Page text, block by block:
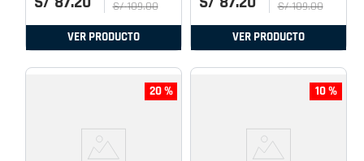
S/ 109.00
VER PRODUCTO
S/ 109.00
VER PRODUCTO
20 % 10 %